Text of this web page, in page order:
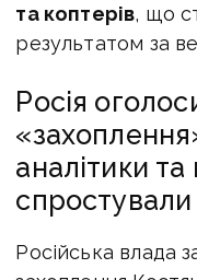
та коптерів, що
результатом за
Росія
аналітики та
Російська влада